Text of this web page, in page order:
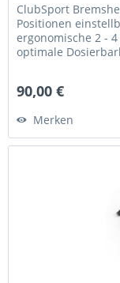
ClubSport
Positionen
ergonomische 2 -
optimale
90,00 €
Merken